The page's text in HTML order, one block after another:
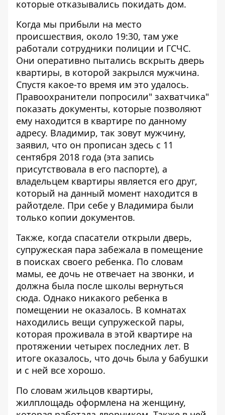
которые отказывались покидать дом.
Когда мы прибыли на место
происшествия, около 19:30, там уже
работали сотрудники полиции и ГСЧС.
Они оперативно пытались вскрыть дверь
квартиры, в которой закрылся мужчина.
Спустя какое-то время им это удалось.
Правоохранители попросили" захватчика"
показать документы, которые позволяют
ему находится в квартире по данному
адресу. Владимир, так зовут мужчину,
заявил, что он прописан здесь с 11
сентября 2018 года (эта запись
присутствовала в его паспорте), а
владельцем квартиры является его друг,
который на данный момент находится в
райотделе. При себе у Владимира были
только копии документов.
Также, когда спасатели открыли дверь,
супружеская пара забежала в помещение
в поисках своего ребенка. По словам
мамы, ее дочь не отвечает на звонки, и
должна была после школы вернуться
сюда. Однако никакого ребенка в
помещении не оказалось. В комнатах
находились вещи супружеской пары,
которая проживала в этой квартире на
протяжении четырех последних лет. В
итоге оказалось, что дочь была у бабушки
и с ней все хорошо.
По словам жильцов квартиры,
жилплощадь оформлена на женщину,